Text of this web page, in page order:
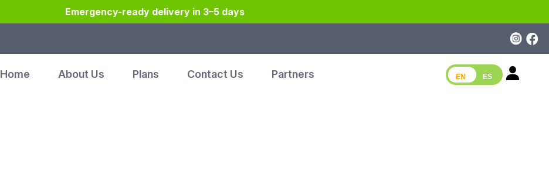
Emergency-ready delivery in 3–5 days
Home About Us Plans Contact Us Partners EN ES